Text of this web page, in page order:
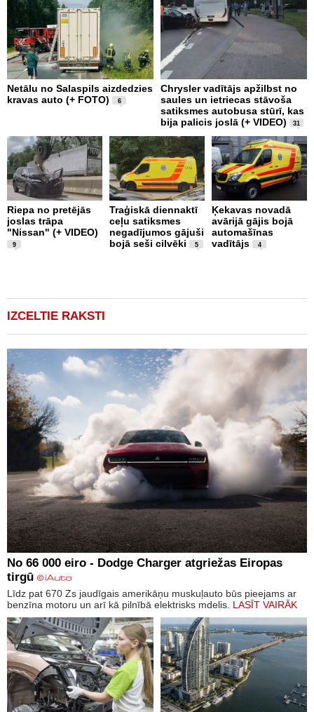
Netālu no Salaspils aizdedzies
kravas auto (+ FOTO)
6
Chrysler vadītājs apžilbst no
saules un ietriecas stāvoša
satiksmes autobusa stūrī, kas
bija palicis joslā (+ VIDEO)
31
Riepa no pretējās
joslas trāpa
"Nissan" (+ VIDEO)
9
Traģiskā diennaktī
ceļu satiksmes
negadījumos gājuši
bojā seši cilvēki
5
Ķekavas novadā
avārijā gājis bojā
automašīnas
vadītājs
4
IZCELTIE RAKSTI
No 66 000 eiro - Dodge Charger atgriežas Eiropas
tirgū
Līdz pat 670 Zs jaudīgais amerikāņu muskuļauto būs pieejams ar
benzīna motoru un arī kā pilnībā elektrisks mdelis. LASĪT VAIRĀK